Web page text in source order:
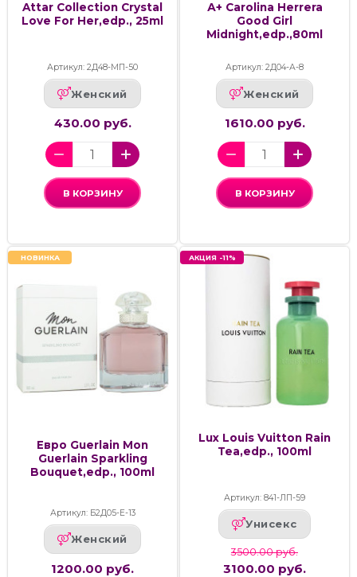
Attar Collection Crystal
Love For Her,edp., 25ml
Артикул: 2Д48-МП-50
Женский
430.00 руб.
В КОРЗИНУ
А+ Carolina Herrera
Good Girl
Midnight,edp.,80ml
Артикул: 2Д04-А-8
Женский
1610.00 руб.
В КОРЗИНУ
НОВИНКА
Евро Guerlain Mon
Guerlain Sparkling
Bouquet,edp., 100ml
Артикул: Б2Д05-Е-13
Женский
1200.00 руб.
АКЦИЯ -11%
Lux Louis Vuitton Rain
Tea,edp., 100ml
Артикул: 841-ЛП-59
Унисекс
3500.00 руб.
3100.00 руб.